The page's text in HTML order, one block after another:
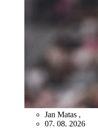
Jan Matas ,
07. 08. 2026